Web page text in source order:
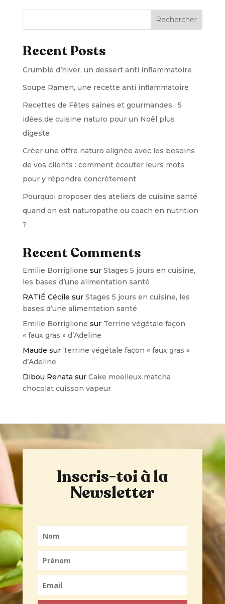
Rechercher
Recent Posts
Crumble d’hiver, un dessert anti inflammatoire
Soupe Ramen, une recette anti inflammatoire
Recettes de Fêtes saines et gourmandes : 5
idées de cuisine naturo pour un Noël plus
digeste
Créer une offre naturo alignée avec les besoins
de vos clients : comment écouter leurs mots
pour y répondre concrètement
Pourquoi proposer des ateliers de cuisine santé
quand on est naturopathe ou coach en nutrition
?
Recent Comments
Emilie Borriglione sur Stages 5 jours en cuisine,
les bases d’une alimentation santé
RATIÉ Cécile sur Stages 5 jours en cuisine, les
bases d’une alimentation santé
Emilie Borriglione sur Terrine végétale façon
« faux gras » d’Adeline
Maude sur Terrine végétale façon « faux gras »
d’Adeline
Dibou Renata sur Cake moelleux matcha
chocolat cuisson vapeur
Inscris-toi à la
Newsletter